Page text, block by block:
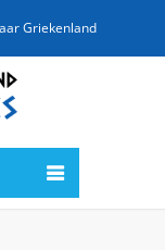
Griekenland